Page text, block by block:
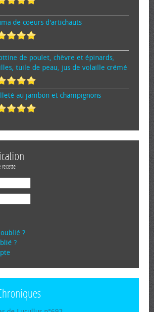
de cœurs d'artichauts
de poulet, chèvre et épinards,
tuile de peau, jus de volaille crémé
au jambon et champignons
recette
?
?